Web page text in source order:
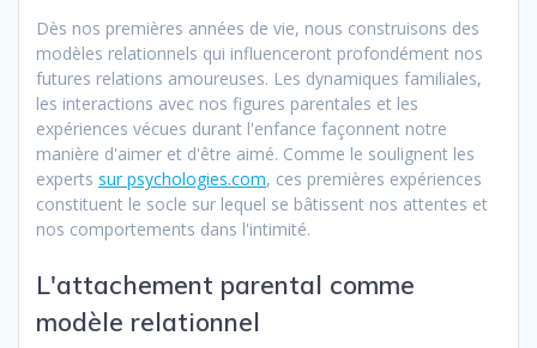
Dès nos premières années de vie, nous construisons des
modèles relationnels qui influenceront profondément nos
futures relations amoureuses. Les dynamiques familiales,
les interactions avec nos figures parentales et les
expériences vécues durant l'enfance façonnent notre
manière d'aimer et d'être aimé. Comme le soulignent les
experts sur psychologies.com, ces premières expériences
constituent le socle sur lequel se bâtissent nos attentes et
nos comportements dans l'intimité.
L'attachement parental comme
modèle relationnel